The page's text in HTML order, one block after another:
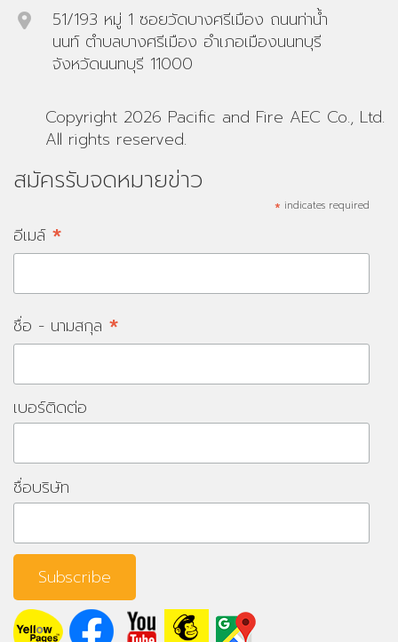
51/193 หมู่ 1 ซอยวัดบางศรีเมือง ถนนท่าน้ำ
นนท์ ตำบลบางศรีเมือง อำเภอเมืองนนทบุรี
จังหวัดนนทบุรี 11000
Copyright 2026 Pacific and Fire AEC Co., Ltd.
All rights reserved.
สมัครรับจดหมายข่าว
* indicates required
อีเมล์ *
ชื่อ - นามสกุล *
เบอร์ติดต่อ
ชื่อบริษัท